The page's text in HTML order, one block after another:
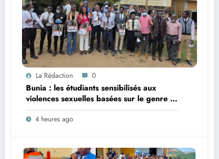
La Rédaction 0
Bunia : les étudiants sensibilisés aux
violences sexuelles basées sur le genre et
au harcèlement sexuel en milieu
universitaire
4 heures ago